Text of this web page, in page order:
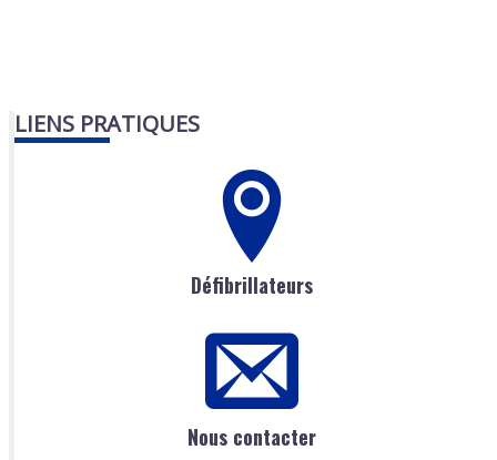
LIENS PRATIQUES
Défibrillateurs
Nous contacter